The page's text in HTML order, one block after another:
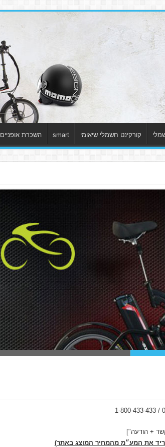
קורקינט חשמלי שיאומי smart השכרת אופניים
את המע״מ מהמחיר המוצג באתר)